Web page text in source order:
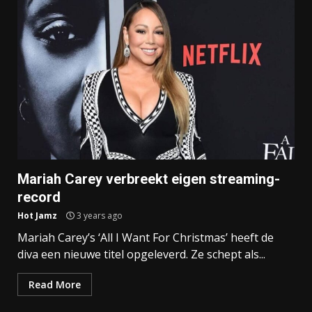
Mariah Carey verbreekt eigen streaming-
record
Hot Jamz 3 years ago
Mariah Carey’s ‘All I Want For Christmas’ heeft de
diva een nieuwe titel opgeleverd. Ze schept als...
Read More